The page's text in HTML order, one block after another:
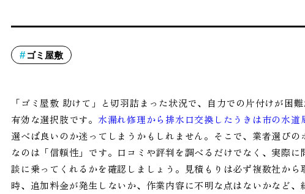
ゴミ屋敷
「ゴミ屋敷 助けて」と切羽詰まった状況で、自力での片付けが困
有効な選択肢です。 水漏れ修理から排水口交換したうきは市の水道
選べば良いのか迷ってしまうかもしれません。そこで、業者選び
なのは「信頼性」です。口コミや評判を調べるだけでなく、実際
談に乗ってくれるかを確認しましょう。見積もりは必ず複数社か
時、追加料金が発生しないか、作業内容に不明な点はないかなど、